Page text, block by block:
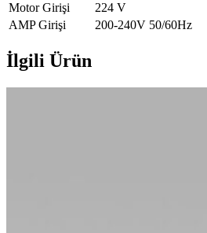
Motor Girişi
224 V
AMP Girişi
200-240V 50/60Hz
İlgili Ürün